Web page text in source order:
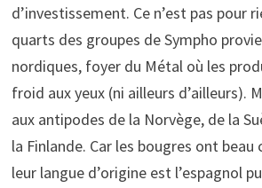
d’investissement. Ce n’est pas pour
quarts des groupes de Sympho
nordiques, foyer du Métal où les
froid aux yeux (ni ailleurs d’ailleurs).
aux antipodes de la Norvège, de la
la Finlande. Car les bougres ont beau
leur langue d’origine est l’espagnol